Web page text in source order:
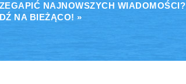
NAJNOWSZYCH WIADOMOŚCI?
NA BIEŻĄCO! »